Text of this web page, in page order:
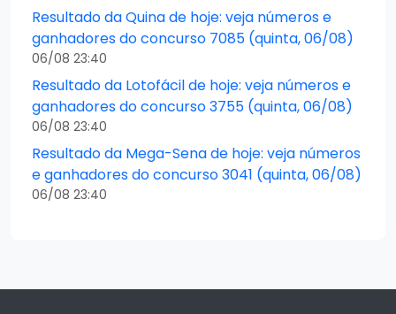
Resultado da Quina de hoje: veja números e
ganhadores do concurso 7085 (quinta, 06/08)
06/08 23:40
Resultado da Lotofácil de hoje: veja números e
ganhadores do concurso 3755 (quinta, 06/08)
06/08 23:40
Resultado da Mega-Sena de hoje: veja números
e ganhadores do concurso 3041 (quinta, 06/08)
06/08 23:40